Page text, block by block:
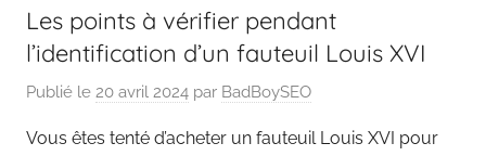
Les points à vérifier pendant
l’identification d’un fauteuil Louis XVI
Publié le 20 avril 2024 par BadBoySEO
Vous êtes tenté d’acheter un fauteuil Louis XVI pour